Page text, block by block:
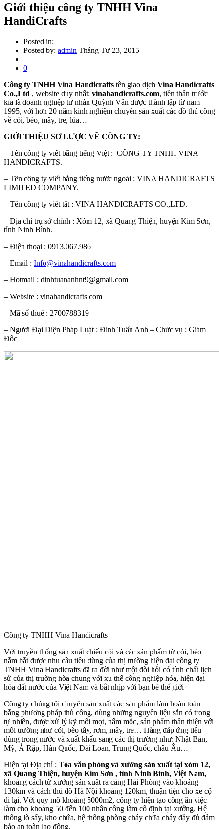
Giới thiệu công ty TNHH Vina
HandiCrafts
Posted in:
Posted by: admin Tháng Tư 23, 2015
0
Công ty TNHH Vina Handicrafts tên giao dịch Vina Handicrafts
Co.,Ltd , website duy nhất: vinahandicrafts.com, tiền thân trước
kia là doanh nghiệp tư nhân Quỳnh Vân được thành lập từ năm
1995, với hơn 20 năm kinh nghiệm chuyên sản xuất các đồ thủ công
về cói, bèo, mây, tre, lúa…
GIỚI THIỆU SƠ LƯỢC VỀ CÔNG TY:
– Tên công ty viết bằng tiếng Việt : CÔNG TY TNHH VINA
HANDICRAFTS.
– Tên công ty viết bằng tiếng nước ngoài : VINA HANDICRAFTS
LIMITED COMPANY.
– Tên công ty viết tắt : VINA HANDICRAFTS CO.,LTD.
– Địa chỉ trụ sở chính : Xóm 12, xã Quang Thiện, huyện Kim Sơn,
tỉnh Ninh Bình.
– Điện thoại : 0913.067.986
– Email : Info@vinahandicrafts.com
– Hotmail : dinhtuananhnt9@gmail.com
– Website : vinahandicrafts.com
– Mã số thuế : 2700788319
– Người Đại Diện Pháp Luật : Đinh Tuấn Anh – Chức vụ : Giám
Đốc
Công ty TNHH Vina Handicrafts
Với truyền thống sản xuất chiếu cói và các sản phẩm từ cói, bèo
nắm bắt được nhu cầu tiêu dùng của thị trường hiện đại công ty
TNHH Vina Handicrafts đã ra đời như một đòi hỏi có tính chất lịch
sử của thị trường hòa chung với xu thế công nghiệp hóa, hiện đại
hóa đất nước của Việt Nam và bắt nhịp với bạn bè thế giới
Công ty chúng tôi chuyên sản xuất các sản phẩm làm hoàn toàn
bằng phương pháp thủ công, dùng những nguyên liệu sẵn có trong
tự nhiên, được xử lý kỹ mối mọt, nấm mốc, sản phẩm thân thiện với
môi trường như cói, bèo tây, rơm, mây, tre… Hàng đáp ứng tiêu
dùng trong nước và xuất khẩu sang các thị trường như: Nhật Bản,
Mỹ, Ả Rập, Hàn Quốc, Đài Loan, Trung Quốc, châu Âu…
Hiện tại Địa chỉ : Tòa văn phòng và xưởng sản xuất tại xóm 12,
xã Quang Thiện, huyện Kim Sơn , tỉnh Ninh Bình, Việt Nam,
khoảng cách từ xưởng sản xuất ra cảng Hải Phòng vào khoảng
130km và cách thủ đô Hà Nội khoảng 120km, thuận tiện cho xe cộ
đi lại. Với quy mô khoảng 5000m2, công ty hiện tạo công ăn việc
làm cho khoảng 50 đến 100 nhân công làm cố định tại xưởng. Hệ
thống lò sấy, kho chứa, hệ thống phòng cháy chữa cháy đầy đủ đảm
bảo an toàn lao động.